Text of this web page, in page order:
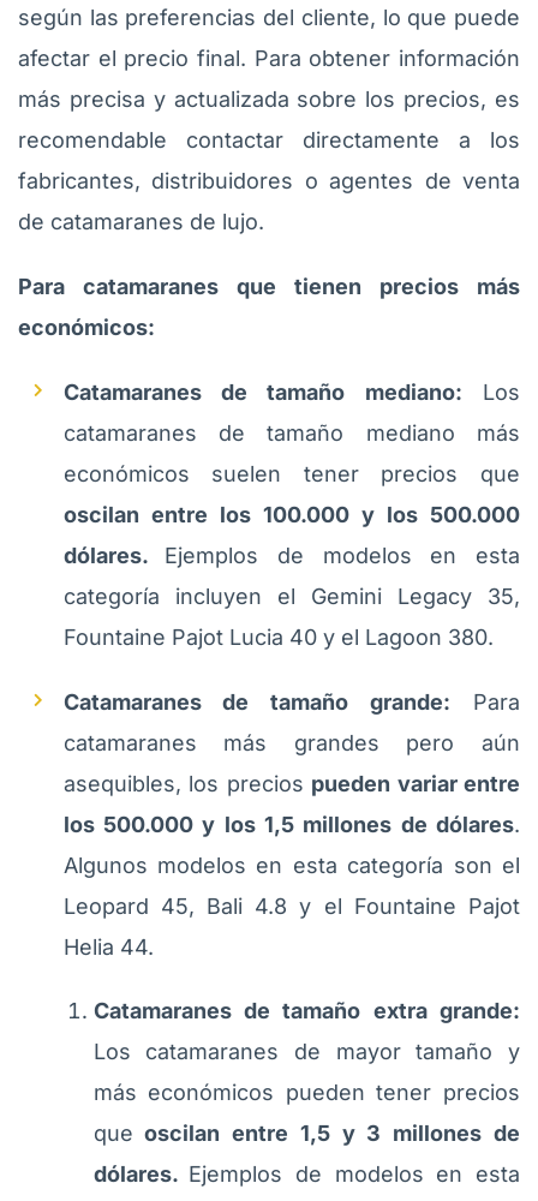
según las preferencias del cliente, lo que puede
afectar el precio final. Para obtener información
más precisa y actualizada sobre los precios, es
recomendable contactar directamente a los
fabricantes, distribuidores o agentes de venta
de catamaranes de lujo.
Para catamaranes que tienen precios más
económicos:
Catamaranes de tamaño mediano: Los
catamaranes de tamaño mediano más
económicos suelen tener precios que
oscilan entre los 100.000 y los 500.000
dólares. Ejemplos de modelos en esta
categoría incluyen el Gemini Legacy 35,
Fountaine Pajot Lucia 40 y el Lagoon 380.
Catamaranes de tamaño grande: Para
catamaranes más grandes pero aún
asequibles, los precios pueden variar entre
los 500.000 y los 1,5 millones de dólares.
Algunos modelos en esta categoría son el
Leopard 45, Bali 4.8 y el Fountaine Pajot
Helia 44.
Catamaranes de tamaño extra grande:
Los catamaranes de mayor tamaño y
más económicos pueden tener precios
que oscilan entre 1,5 y 3 millones de
dólares. Ejemplos de modelos en esta